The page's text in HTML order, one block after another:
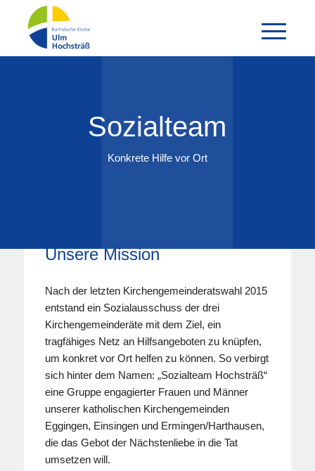
Sozialteam
Konkrete Hilfe vor Ort
Unsere Mission
Nach der letzten Kirchengemeinderatswahl 2015
entstand ein Sozialausschuss der drei
Kirchengemeinderäte mit dem Ziel, ein
tragfähiges Netz an Hilfsangeboten zu knüpfen,
um konkret vor Ort helfen zu können. So verbirgt
sich hinter dem Namen: „Sozialteam Hochsträß“
eine Gruppe engagierter Frauen und Männer
unserer katholischen Kirchengemeinden
Eggingen, Einsingen und Ermingen/Harthausen,
die das Gebot der Nächstenliebe in die Tat
umsetzen will.